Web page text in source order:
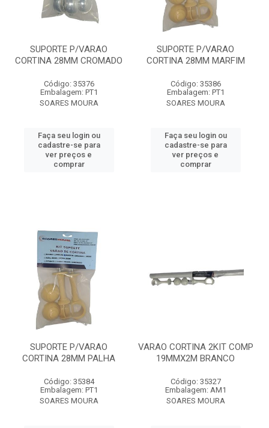
SUPORTE P/VARAO
CORTINA 28MM CROMADO
Código: 35376
Embalagem: PT1
SOARES MOURA
Faça seu login ou
cadastre-se para
ver preços e
comprar
SUPORTE P/VARAO
CORTINA 28MM MARFIM
Código: 35386
Embalagem: PT1
SOARES MOURA
Faça seu login ou
cadastre-se para
ver preços e
comprar
SUPORTE P/VARAO
CORTINA 28MM PALHA
Código: 35384
Embalagem: PT1
SOARES MOURA
VARAO CORTINA 2KIT COMP
19MMX2M BRANCO
Código: 35327
Embalagem: AM1
SOARES MOURA